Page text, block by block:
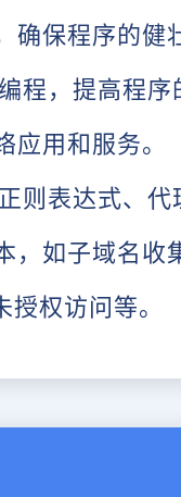
保程序的健
程，提高程序
应用和服务。
则表达式、代
，如子域名收
授权访问等。